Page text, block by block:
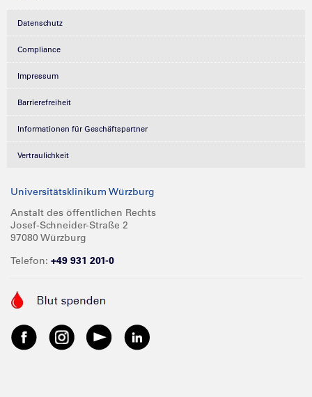
Datenschutz
Compliance
Impressum
Barrierefreiheit
Informationen für Geschäftspartner
Vertraulichkeit
Universitätsklinikum Würzburg
Anstalt des öffentlichen Rechts
Josef-Schneider-Straße 2
97080 Würzburg
Telefon: +49 931 201-0